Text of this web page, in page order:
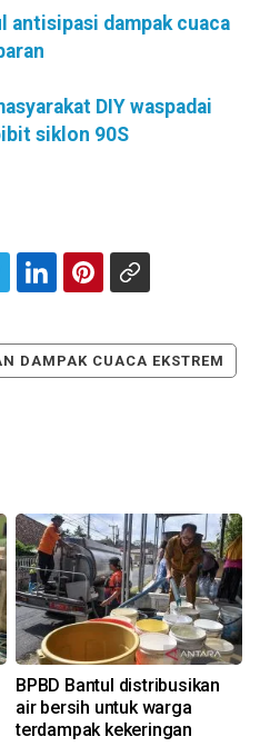
antisipasi dampak cuaca
DIY waspadai
siklon 90S
DAMPAK CUACA EKSTREM
BPBD Bantul distribusikan
air bersih untuk warga
terdampak kekeringan